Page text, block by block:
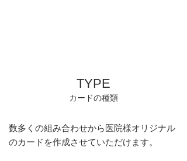
TYPE
​カードの種類
数多くの組み合わせから医院様オリジナル
のカードを作成させていただけます。